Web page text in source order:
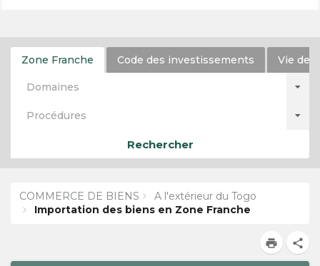
Zone Franche Code des investissements Vie de
Domaines
Procédures
Rechercher
COMMERCE DE BIENS
A l'extérieur du Togo
Importation des biens en Zone Franche
print share